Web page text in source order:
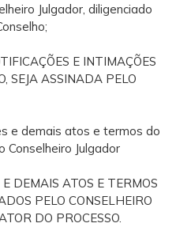
Julgador, diligenciado
E INTIMAÇÕES
SEJA ASSINADA PELO
e demais atos e termos do
Conselheiro Julgador
DEMAIS ATOS E TERMOS
PELO CONSELHEIRO
DO PROCESSO.